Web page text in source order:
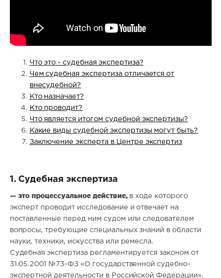
Что это - судебная экспертиза?
Чем судебная экспертиза отличается от
внесудебной?
Кто назначает?
Кто проводит?
Что является итогом судебной экспертизы?
Какие виды судебной экспертизы могут быть?
Заключение эксперта в Центре экспертиз
1. Судебная экспертиза
— это процессуальное действие,в ходе которого
эксперт проводит исследование и отвечает на
поставленные перед ним судом или следователем
вопросы, требующие специальных знаний в области
науки, техники, искусства или ремесла.
Судебная экспертиза регламентируется законом от
31.05.2001 №73-ФЗ «О государственной судебно-
экспертной деятельности в Российской Федерации».